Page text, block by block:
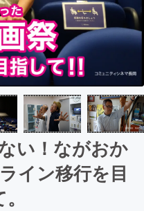
い！ながおか
イン移行を目